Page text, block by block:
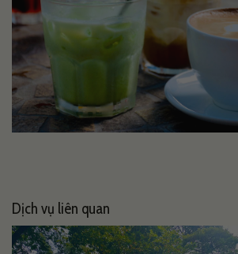
Dịch vụ liên quan